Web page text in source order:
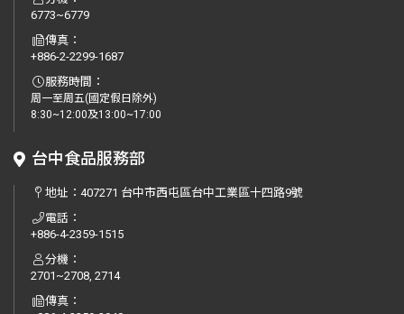
6773~6779
傳真：
+886-2-2299-1687
服務時間：
周一至周五(國定假日除外)
8:30~12:00及13:00~17:00
台中食品服務部
地址：407271 台中市西屯區台中工業區十四路9號
電話：
+886-4-2359-1515
分機：
2701~2708, 2714
傳真：